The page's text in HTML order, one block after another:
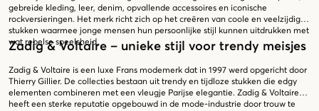
gebreide kleding, leer, denim, opvallende accessoires en iconische
rockversieringen. Het merk richt zich op het creëren van coole en veelzijdige
stukken waarmee jonge mensen hun persoonlijke stijl kunnen uitdrukken met
wat rebelse speelsheid.
Zadig & Voltaire – unieke stijl voor trendy meisjes
Zadig & Voltaire is een luxe Frans modemerk dat in 1997 werd opgericht door
Thierry Gillier. De collecties bestaan uit trendy en tijdloze stukken die edgy
elementen combineren met een vleugje Parijse elegantie. Zadig & Voltaire
heeft een sterke reputatie opgebouwd in de mode-industrie door trouw te